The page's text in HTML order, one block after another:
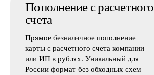
Пополнение с расчетного
счета
Прямое безналичное пополнение
карты с расчетного счета компании
или ИП в рублях. Уникальный для
России формат без обходных схем